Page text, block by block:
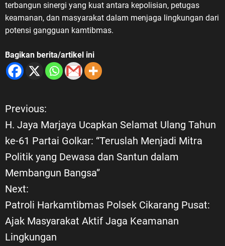
terbangun sinergi yang kuat antara kepolisian, petugas
keamanan, dan masyarakat dalam menjaga lingkungan dari
potensi gangguan kamtibmas.
Bagikan berita/artikel ini
N
a
v
i
g
a
Previous:
H. Jaya Marjaya Ucapkan Selamat Ulang Tahun
ke-61 Partai Golkar: “Teruslah Menjadi Mitra
Politik yang Dewasa dan Santun dalam
Membangun Bangsa”
Next:
Patroli Harkamtibmas Polsek Cikarang Pusat:
Ajak Masyarakat Aktif Jaga Keamanan
Lingkungan